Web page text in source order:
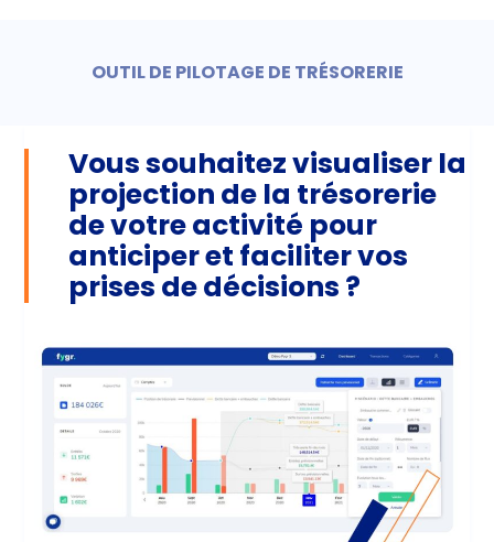
OUTIL DE PILOTAGE DE TRÉSORERIE
Vous souhaitez visualiser la
projection de la trésorerie
de votre activité pour
anticiper et faciliter vos
prises de décisions ?